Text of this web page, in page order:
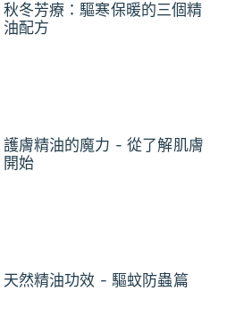
秋冬芳療：驅寒保暖的三個精
油配方
護膚精油的魔力 - 從了解肌膚
開始
天然精油功效 - 驅蚊防蟲篇